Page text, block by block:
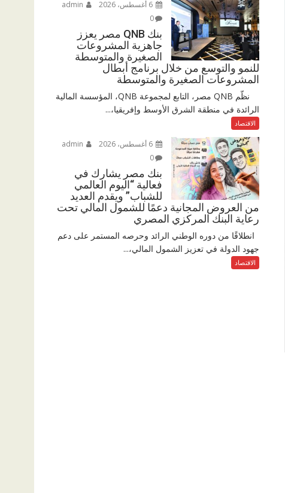
0
بنك QNB مصر يعزز
جاهزية المشروعات
الصغيرة والمتوسطة
للنمو والتوسع من خلال برنامج أبطال
المشروعات الصغيرة والمتوسطة
نظّم QNB مصر، التابع لمجموعة QNB، المؤسسة المالية
الرائدة في منطقة الشرق الأوسط وإفريقيا،...
الاقتصاد
0
بنك مصر يشارك في
فعالية “اليوم العالمي
للشباب” ويقدم العديد
من العروض المجانية دعمًا للشمول المالي تحت
رعاية البنك المركزي المصري
انطلاقًا من دوره الوطني الرائد وحرصه المستمر على دعم
جهود الدولة في تعزيز الشمول المالي،...
الاقتصاد